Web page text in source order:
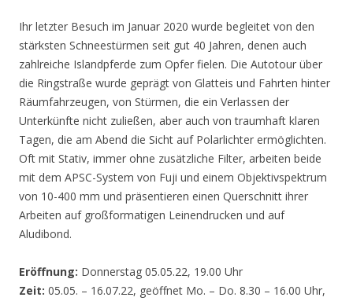
Ihr letzter Besuch im Januar 2020 wurde begleitet von den
stärksten Schneestürmen seit gut 40 Jahren, denen auch
zahlreiche Islandpferde zum Opfer fielen. Die Autotour über
die Ringstraße wurde geprägt von Glatteis und Fahrten hinter
Räumfahrzeugen, von Stürmen, die ein Verlassen der
Unterkünfte nicht zuließen, aber auch von traumhaft klaren
Tagen, die am Abend die Sicht auf Polarlichter ermöglichten.
Oft mit Stativ, immer ohne zusätzliche Filter, arbeiten beide
mit dem APSC-System von Fuji und einem Objektivspektrum
von 10-400 mm und präsentieren einen Querschnitt ihrer
Arbeiten auf großformatigen Leinendrucken und auf
Aludibond.
Eröffnung: Donnerstag 05.05.22, 19.00 Uhr
Zeit: 05.05. – 16.07.22, geöffnet Mo. – Do. 8.30 – 16.00 Uhr,